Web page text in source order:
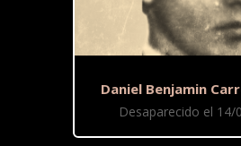
Daniel Benjamin
Desaparecido el 14/